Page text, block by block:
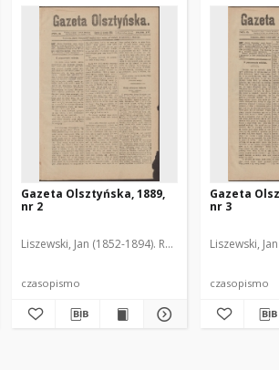
Gazeta Olsztyńska, 1889,
nr 2
Liszewski, Jan (1852-1894). Red.
czasopismo
Gazeta
nr 3
Liszewski,
czasopismo